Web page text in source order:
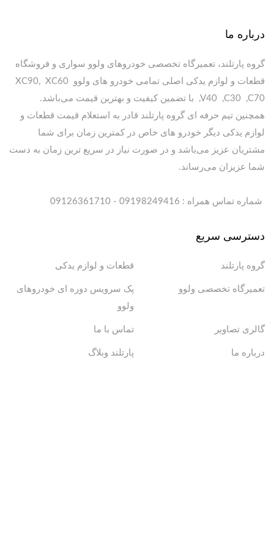
درباره ما
گروه پارتلند، تعمیرگاه تخصصی خودروهای ولوو سواری و فروشگاه
قطعات و لوازم یدکی اصلی تمامی خودرو های ولوو XC90, XC60
,V40 ,C30 ,C70 با تضمین کیفیت و بهترین قیمت می‌باشد.
همچنین تیم حرفه ای گروه پارتلند قادر به استعلام قیمت قطعات و
لوازم یدکی دیگر خودرو های خاص در کمترین زمان برای شما
مشتریان عزیز می‌باشد و در صورت نیاز در سریع ترین زمان به دست
شما عزیزان می‌رساند.
شماره تماس همراه : 09198249416 - 09126361710
دسترسی سریع
گروه پارتلند قطعات و لوازم یدکی
تعمیرگاه تخصصی ولوو
پک سرویس دوره ای خودروهای
ولوو
گالری تصاویر تماس با ما
درباره ما پارتلند وبلاگ